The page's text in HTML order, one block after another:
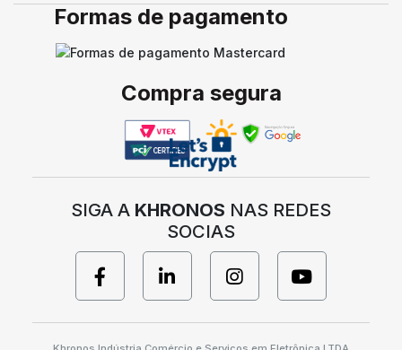
Formas de pagamento
Compra segura
SIGA A KHRONOS NAS REDES
SOCIAS